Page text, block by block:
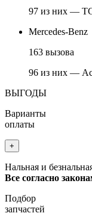
97 из них —
Mercedes-Benz
163 вызова
96 из них —
ВЫГОДЫ
Варианты
оплаты
+
Нальная и
Все согласно
Подбор
запчастей